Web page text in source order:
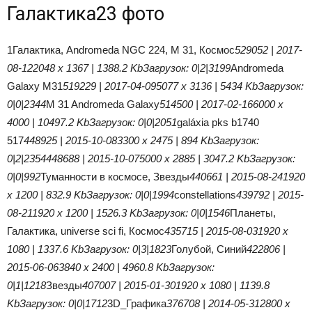
Галактика23 фото
1Галактика, Andromeda NGC 224, M 31, Космос529052 | 2017-
08-122048 x 1367 | 1388.2 KbЗагрузок: 0|2|3199Andromeda
Galaxy M31519229 | 2017-04-095077 x 3136 | 5434 KbЗагрузок:
0|0|2344M 31 Andromeda Galaxy514500 | 2017-02-166000 x
4000 | 10497.2 KbЗагрузок: 0|0|2051galáxia pks b1740
517448925 | 2015-10-083300 x 2475 | 894 KbЗагрузок:
0|2|2354448688 | 2015-10-075000 x 2885 | 3047.2 KbЗагрузок:
0|0|992Туманности в космосе, Звезды440661 | 2015-08-241920
x 1200 | 832.9 KbЗагрузок: 0|0|1994constellations439792 | 2015-
08-211920 x 1200 | 1526.3 KbЗагрузок: 0|0|1546Планеты,
Галактика, universe sci fi, Космос435715 | 2015-08-031920 x
1080 | 1337.6 KbЗагрузок: 0|3|1823Голубой, Синий422806 |
2015-06-063840 x 2400 | 4960.8 KbЗагрузок:
0|1|1218Звезды407007 | 2015-01-301920 x 1080 | 1139.8
KbЗагрузок: 0|0|17123D_Графика376708 | 2014-05-312800 x